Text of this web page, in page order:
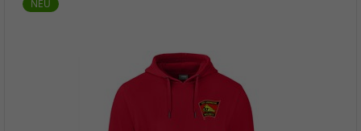
NEU